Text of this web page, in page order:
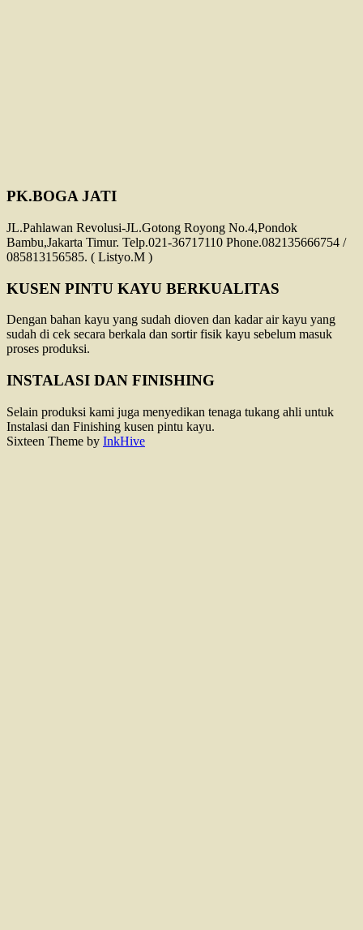
PK.BOGA JATI
JL.Pahlawan Revolusi-JL.Gotong Royong No.4,Pondok
Bambu,Jakarta Timur. Telp.021-36717110 Phone.082135666754 /
085813156585. ( Listyo.M )
KUSEN PINTU KAYU BERKUALITAS
Dengan bahan kayu yang sudah dioven dan kadar air kayu yang
sudah di cek secara berkala dan sortir fisik kayu sebelum masuk
proses produksi.
INSTALASI DAN FINISHING
Selain produksi kami juga menyedikan tenaga tukang ahli untuk
Instalasi dan Finishing kusen pintu kayu.
Sixteen Theme by InkHive